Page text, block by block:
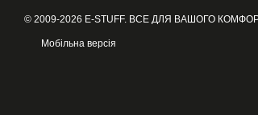
© 2009-2026 E-STUFF. ВСЕ ДЛЯ ВАШОГО
Мобільна версія